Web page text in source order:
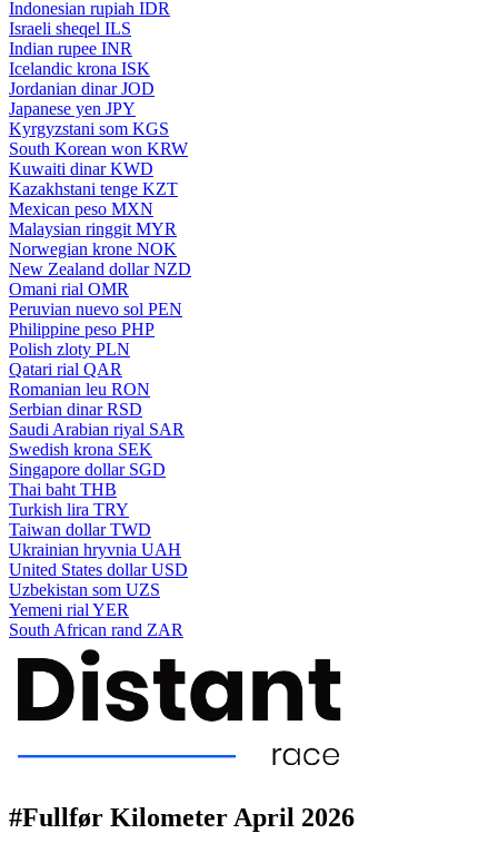
Indonesian rupiah IDR
Israeli sheqel ILS
Indian rupee INR
Icelandic krona ISK
Jordanian dinar JOD
Japanese yen JPY
Kyrgyzstani som KGS
South Korean won KRW
Kuwaiti dinar KWD
Kazakhstani tenge KZT
Mexican peso MXN
Malaysian ringgit MYR
Norwegian krone NOK
New Zealand dollar NZD
Omani rial OMR
Peruvian nuevo sol PEN
Philippine peso PHP
Polish zloty PLN
Qatari rial QAR
Romanian leu RON
Serbian dinar RSD
Saudi Arabian riyal SAR
Swedish krona SEK
Singapore dollar SGD
Thai baht THB
Turkish lira TRY
Taiwan dollar TWD
Ukrainian hryvnia UAH
United States dollar USD
Uzbekistan som UZS
Yemeni rial YER
South African rand ZAR
#Fullfør Kilometer April 2026